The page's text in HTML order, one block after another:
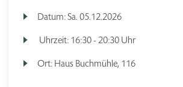
Datum:Sa. 05.12.2026
Uhrzeit: 16:30 - 20:30 Uhr
Ort: Haus Buchmühle, 116